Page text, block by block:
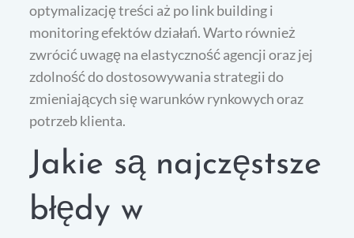
optymalizację treści aż po link building i
monitoring efektów działań. Warto również
zwrócić uwagę na elastyczność agencji oraz jej
zdolność do dostosowywania strategii do
zmieniających się warunków rynkowych oraz
potrzeb klienta.
Jakie są najczęstsze
błędy w